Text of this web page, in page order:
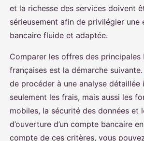
et la richesse des services doivent
sérieusement afin de privilégier une
bancaire fluide et adaptée.
Comparer les offres des principales
françaises est la démarche
de procéder à une analyse détaillée
seulement les frais, mais aussi les
mobiles, la sécurité des données et
d’ouverture d’un compte bancaire
compte de ces critères, vous